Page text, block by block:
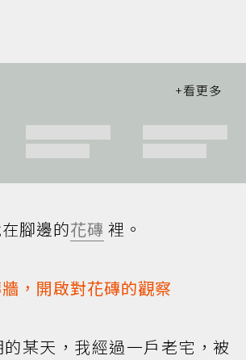
腳邊的花磚 裡。
，開啟對花磚的觀察
某天，我經過一戶老宅，被